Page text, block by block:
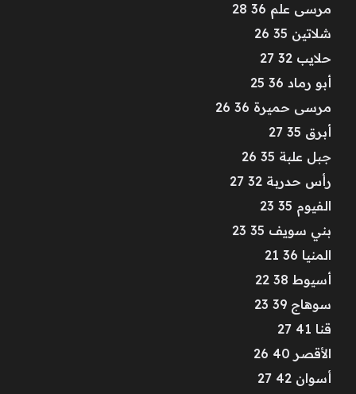
مرسى علم 36 28
شلاتين 35 26
حلايب 32 27
أبو رماد 36 25
مرسى حميرة 36 26
أبرق 35 27
جبل علبة 35 26
رأس حدربة 32 27
الفيوم 35 23
بني سويف 35 23
المنيا 36 21
أسيوط 38 22
سوهاج 39 23
قنا 41 27
الأقصر 40 26
أسوان 42 27